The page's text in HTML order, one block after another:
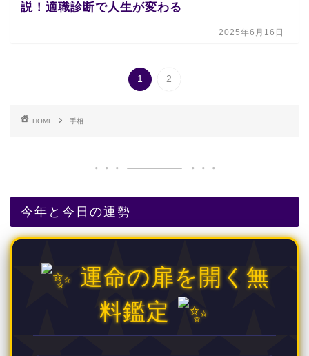
説！適職診断で人生が変わる
2025年6月16日
1 2
HOME 手相
今年と今日の運勢
運命の扉を開く無
料鑑定